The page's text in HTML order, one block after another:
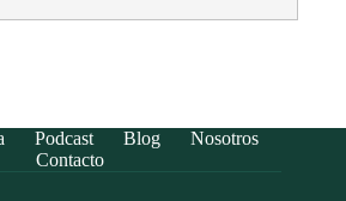
Podcast Blog
Nosotros
Contacto